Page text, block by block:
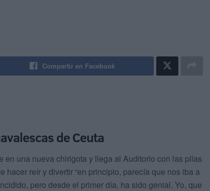
Compartir en Facebook
de Ceuta
en una nueva chirigota y llega al Auditorio con las pilas
hacer reír y divertir “en principio, parecía que nos iba a
pero desde el primer día, ha sido genial. Yo, que